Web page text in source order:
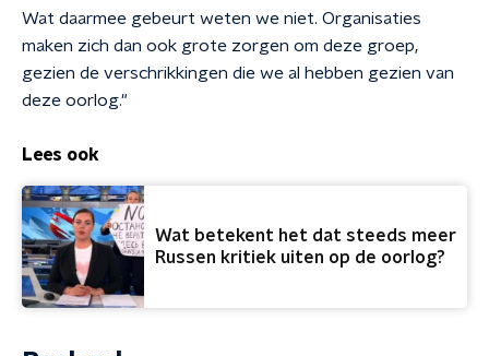
Wat daarmee gebeurt weten we niet. Organisaties
maken zich dan ook grote zorgen om deze groep,
gezien de verschrikkingen die we al hebben gezien van
deze oorlog."
Lees ook
Wat betekent het dat steeds meer
Russen kritiek uiten op de oorlog?